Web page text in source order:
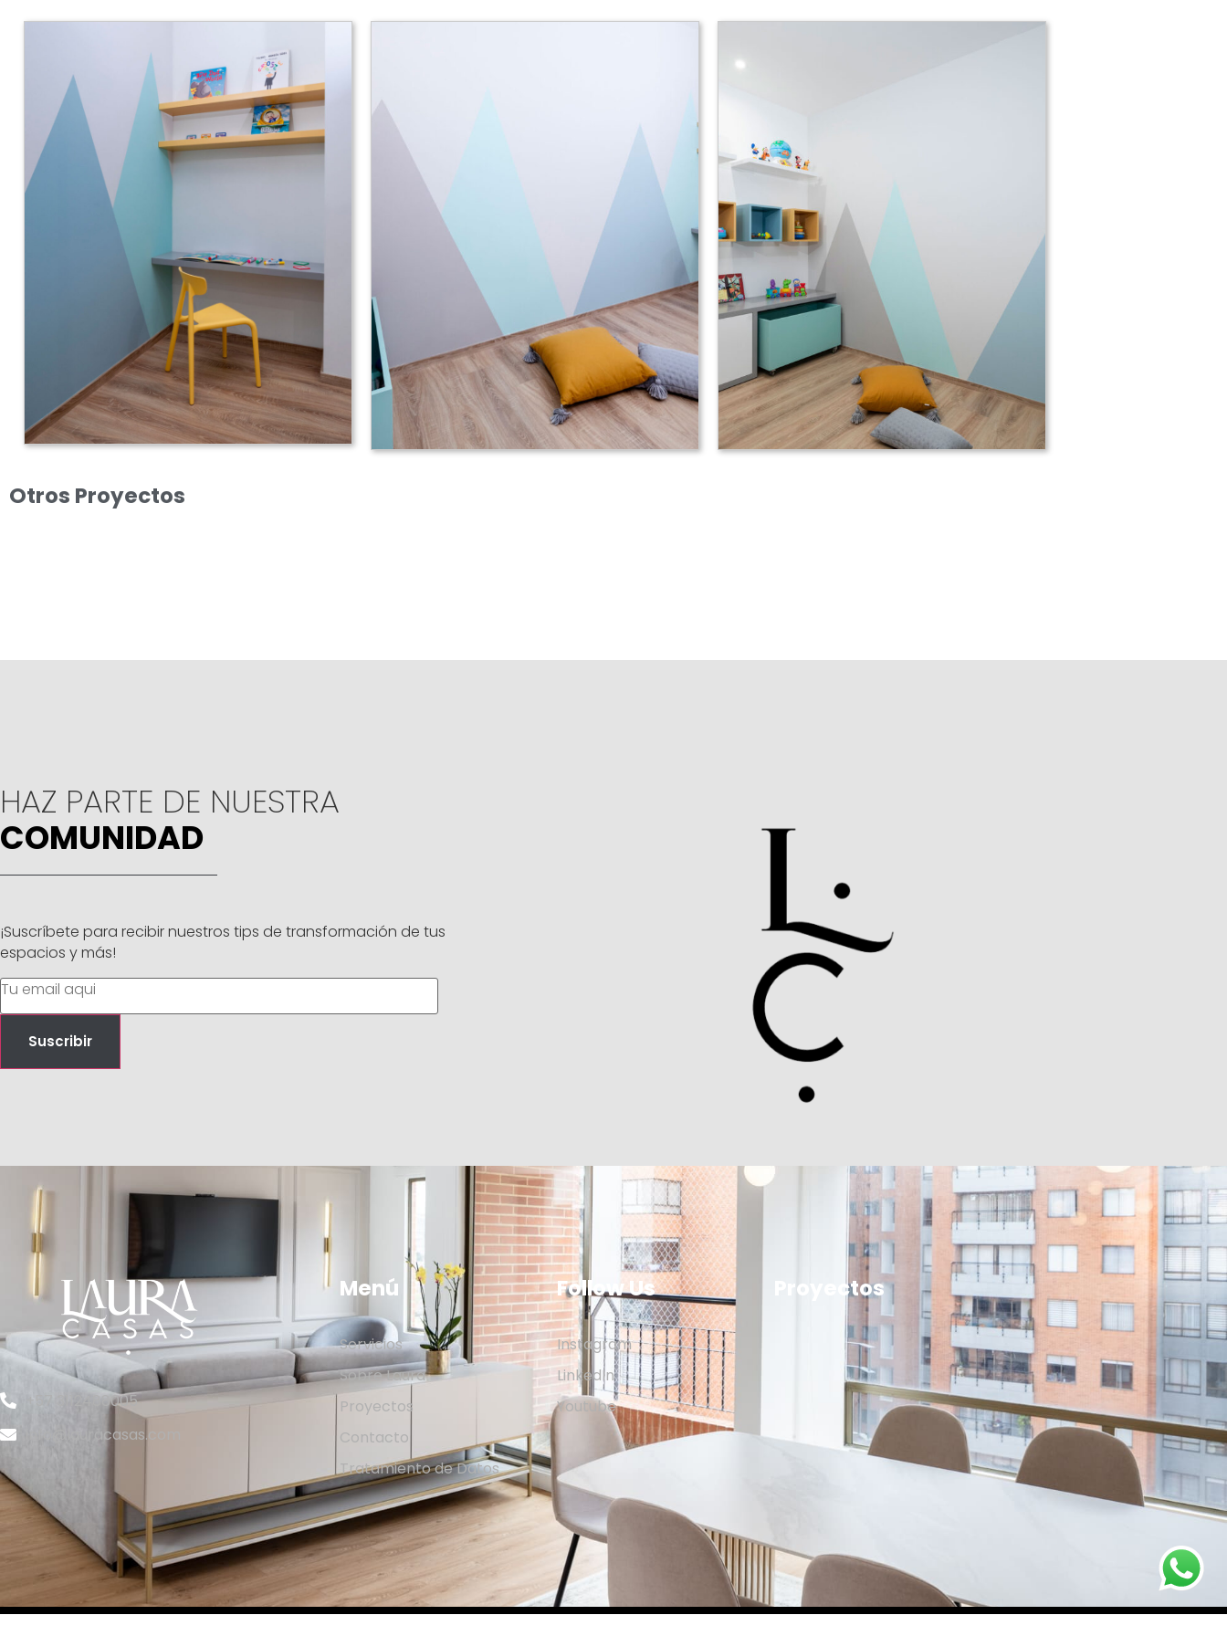
Otros Proyectos
HAZ PARTE DE NUESTRA
COMUNIDAD
¡Suscríbete para recibir nuestros tips de transformación de tus
espacios y más!
+57 3112488005
info@lauracasas.com
Menú
Servicios
Sobre Laura
Proyectos
Contacto
Tratamiento de Datos
Follow Us
Instagram
LinkedIn
Youtube
Proyectos